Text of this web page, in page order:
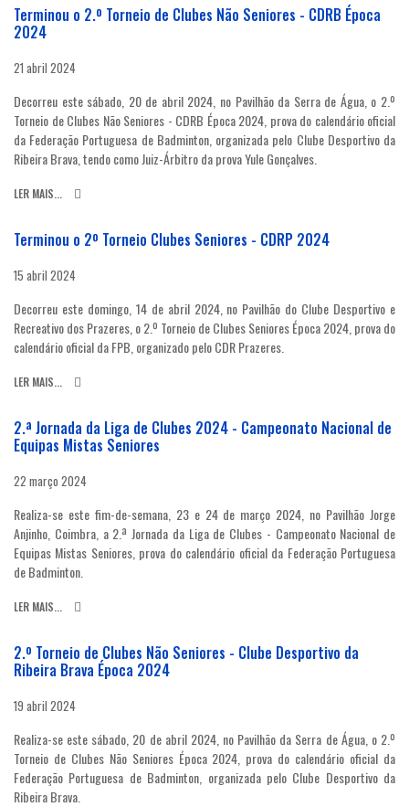
Terminou o 2.º Torneio de Clubes Não Seniores - CDRB Época
2024
21 abril 2024
Decorreu este sábado, 20 de abril 2024, no Pavilhão da Serra de Água, o 2.º
Torneio de Clubes Não Seniores - CDRB Época 2024, prova do calendário oficial
da Federação Portuguesa de Badminton, organizada pelo Clube Desportivo da
Ribeira Brava, tendo como Juiz-Árbitro da prova Yule Gonçalves.
LER MAIS...
Terminou o 2º Torneio Clubes Seniores - CDRP 2024
15 abril 2024
Decorreu este domingo, 14 de abril 2024, no Pavilhão do Clube Desportivo e
Recreativo dos Prazeres, o 2.º Torneio de Clubes Seniores Época 2024, prova do
calendário oficial da FPB, organizado pelo CDR Prazeres.
LER MAIS...
2.ª Jornada da Liga de Clubes 2024 - Campeonato Nacional de
Equipas Mistas Seniores
22 março 2024
Realiza-se este fim-de-semana, 23 e 24 de março 2024, no Pavilhão Jorge
Anjinho, Coimbra, a 2.ª Jornada da Liga de Clubes - Campeonato Nacional de
Equipas Mistas Seniores, prova do calendário oficial da Federação Portuguesa
de Badminton.
LER MAIS...
2.º Torneio de Clubes Não Seniores - Clube Desportivo da
Ribeira Brava Época 2024
19 abril 2024
Realiza-se este sábado, 20 de abril 2024, no Pavilhão da Serra de Água, o 2.º
Torneio de Clubes Não Seniores Época 2024, prova do calendário oficial da
Federação Portuguesa de Badminton, organizada pelo Clube Desportivo da
Ribeira Brava.